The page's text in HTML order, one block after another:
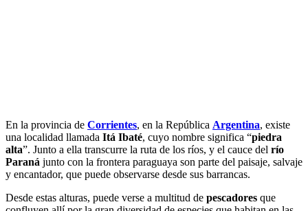
En la provincia de Corrientes, en la República Argentina, existe
una localidad llamada Itá Ibaté, cuyo nombre significa “piedra
alta”. Junto a ella transcurre la ruta de los ríos, y el cauce del río
Paraná junto con la frontera paraguaya son parte del paisaje, salvaje
y encantador, que puede observarse desde sus barrancas.
Desde estas alturas, puede verse a multitud de pescadores que